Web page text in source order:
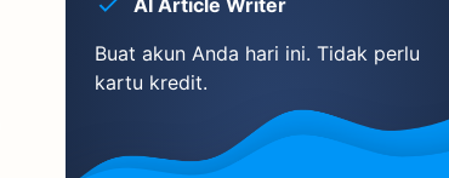
AI Article Writer
Buat akun Anda hari ini. Tidak perlu
kartu kredit.